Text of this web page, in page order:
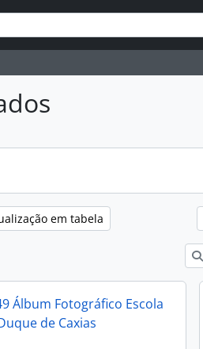
em tabela
Álbum Fotográfico Escola
de Caxias